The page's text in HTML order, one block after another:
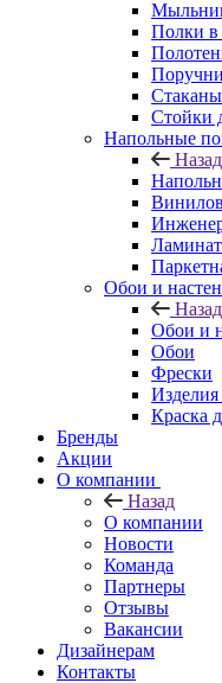
Полки в
Стойки
Напольные
Назад
Ламинат
Обои и
Назад
Обои и
Обои
Фрески
Изделия
Краска
Бренды
Акции
О компании
Назад
О компании
Новости
Команда
Партнеры
Отзывы
Вакансии
Дизайнерам
Контакты